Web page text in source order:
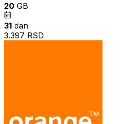
20 GB
31 dan
3.397 RSD